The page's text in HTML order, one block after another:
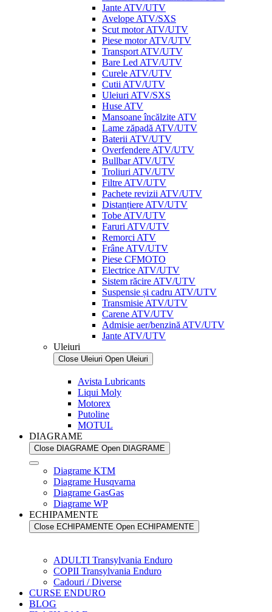
Jante ATV/UTV
Avelope ATV/SXS
Scut motor ATV/UTV
Piese motor ATV/UTV
Transport ATV/UTV
Bare Led ATV/UTV
Curele ATV/UTV
Cutii ATV/UTV
Uleiuri ATV/SXS
Huse ATV
Mansoane încălzite ATV
Lame zăpadă ATV/UTV
Baterii ATV/UTV
Overfendere ATV/UTV
Bullbar ATV/UTV
Troliuri ATV/UTV
Filtre ATV/UTV
Pachete revizii ATV/UTV
Distanțiere ATV/UTV
Tobe ATV/UTV
Faruri ATV/UTV
Remorci ATV
Frâne ATV/UTV
Piese CFMOTO
Electrice ATV/UTV
Sistem răcire ATV/UTV
Suspensie și cadru ATV/UTV
Transmisie ATV/UTV
Carene ATV/UTV
Admisie aer/benzină ATV/UTV
Jante ATV/UTV
Uleiuri
Close Uleiuri Open Uleiuri
Avista Lubricants
Liqui Moly
Motorex
Putoline
MOTUL
DIAGRAME
Close DIAGRAME Open DIAGRAME
Diagrame KTM
Diagrame Husqvarna
Diagrame GasGas
Diagrame WP
ECHIPAMENTE
Close ECHIPAMENTE Open ECHIPAMENTE
ADULTI Transylvania Enduro
COPII Transylvania Enduro
Cadouri / Diverse
CURSE ENDURO
BLOG